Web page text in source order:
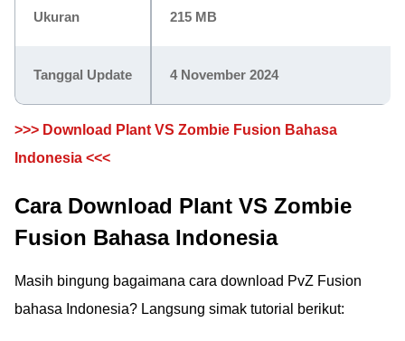
Ukuran 215 MB
Tanggal Update 4 November 2024
>>> Download Plant VS Zombie Fusion Bahasa
Indonesia <<<
Cara Download Plant VS Zombie
Fusion Bahasa Indonesia
Masih bingung bagaimana cara download PvZ Fusion
bahasa Indonesia? Langsung simak tutorial berikut: